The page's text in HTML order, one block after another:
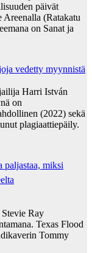
päivät
Areenalla (Ratakatu
on Sanat ja
vedetty myynnistä
Harri István
on
(2022) sekä
plagiaattiepäily.
paljastaa, miksi
Ray
Texas Flood
Tommy